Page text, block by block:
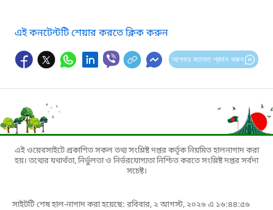
এই কনটেন্টটি শেয়ার করতে ক্লিক করুন
আপনার মতামত প্রদান করুন
এই ওয়েবসাইটে প্রকাশিত সকল তথ্য সংশ্লিষ্ট দপ্তর কর্তৃক নিয়মিত হালনাগাদ করা
হয়। তথ্যের যথার্থতা, নির্ভুলতা ও নির্ভরযোগ্যতা নিশ্চিত করতে সংশ্লিষ্ট দপ্তর সর্বদা
সচেষ্ট।
সাইটটি শেষ হাল-নাগাদ করা হয়েছে: রবিবার, ২ আগস্ট, ২০২৬ এ ১৬:৪৪:৫৬